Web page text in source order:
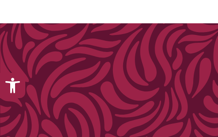
Open toolbar